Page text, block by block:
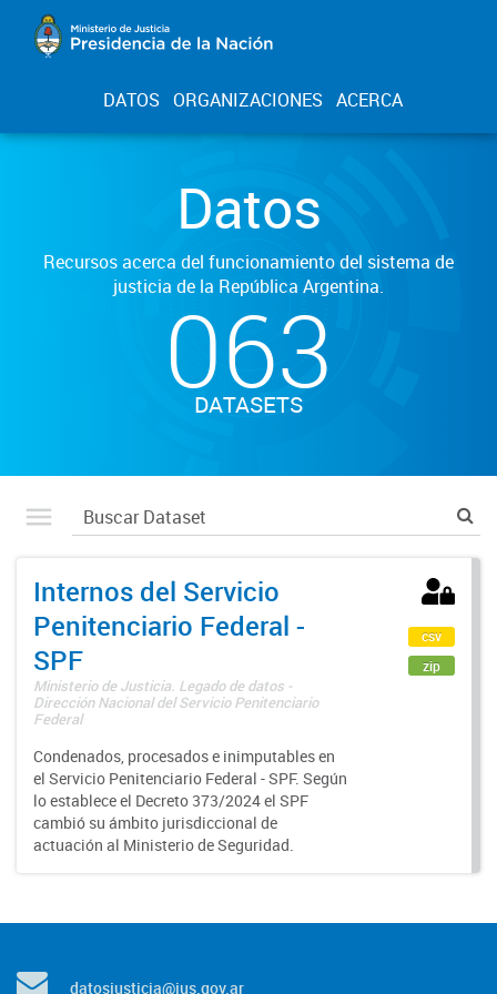
DATOS ORGANIZACIONES ACERCA
Datos
Recursos acerca del funcionamiento del sistema de
justicia de la República Argentina.
063
DATASETS
Internos del Servicio
Penitenciario Federal -
SPF
Ministerio de Justicia. Legado de datos -
Dirección Nacional del Servicio Penitenciario
Federal
Condenados, procesados e inimputables en
el Servicio Penitenciario Federal - SPF. Según
lo establece el Decreto 373/2024 el SPF
cambió su ámbito jurisdiccional de
actuación al Ministerio de Seguridad.
csv
zip
datosjusticia@jus.gov.ar